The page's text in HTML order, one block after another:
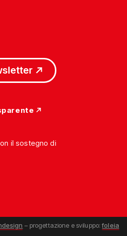
il sostegno di
– progettazione e sviluppo:foleia